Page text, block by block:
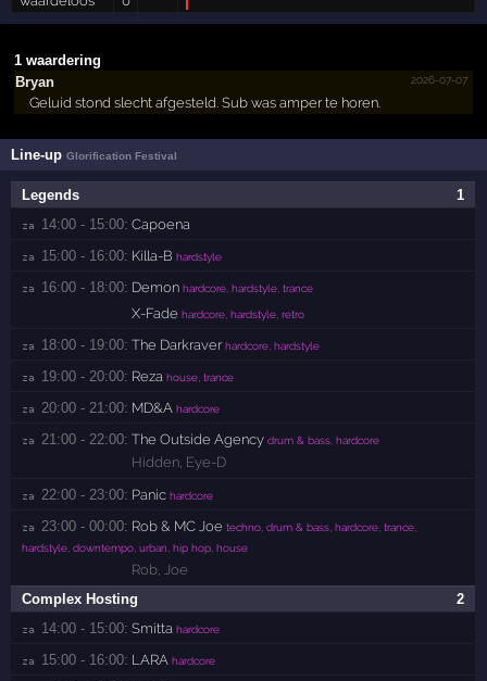
1 waardering
Bryan
2026-07-07
Geluid stond slecht afgesteld. Sub was amper te horen.
Line-upGlorification Festival
1
Legends
za 14:00 - 15:00: Capoena
za 15:00 - 16:00: Killa-B hardstyle
za 16:00 - 18:00: Demon hardcore, hardstyle, trance
X-Fade hardcore, hardstyle, retro
za 18:00 - 19:00: The Darkraver hardcore, hardstyle
za 19:00 - 20:00: Reza house, trance
za 20:00 - 21:00: MD&A hardcore
za 21:00 - 22:00: The Outside Agency drum & bass, hardcore
Hidden, Eye-D
za 22:00 - 23:00: Panic hardcore
za 23:00 - 00:00: Rob & MC Joe techno, drum & bass, hardcore, trance,
hardstyle, downtempo, urban, hip hop, house
Rob,Joe
2
Complex Hosting
za 14:00 - 15:00: Smitta hardcore
za 15:00 - 16:00: LARA hardcore